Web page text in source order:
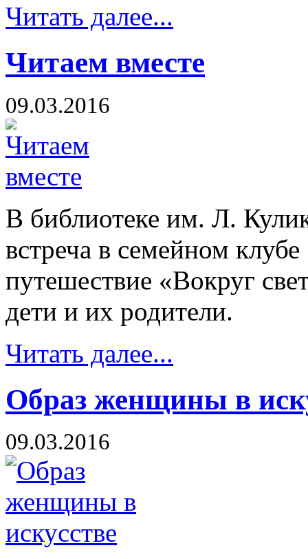
Читать далее...
Читаем вместе
09.03.2016
В библиотеке им. Л.
встреча в семейном
путешествие «Вокруг
дети и их родители.
Читать далее...
Образ женщины в
09.03.2016